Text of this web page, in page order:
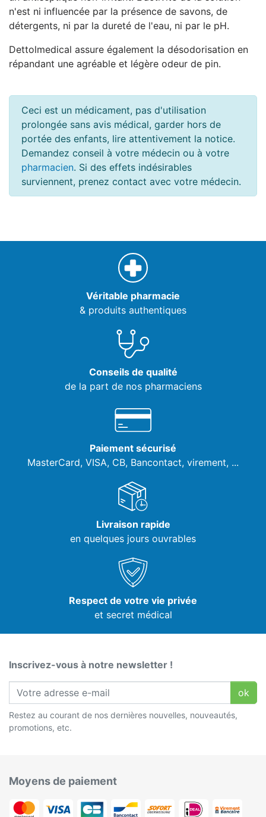
n'est ni influencée par la présence de savons, de
détergents, ni par la dureté de l'eau, ni par le pH.
Dettolmedical assure également la désodorisation en
répandant une agréable et légère odeur de pin.
Ceci est un médicament, pas d'utilisation
prolongée sans avis médical, garder hors de
portée des enfants, lire attentivement la notice.
Demandez conseil à votre médecin ou à votre
pharmacien. Si des effets indésirables
surviennent, prenez contact avec votre médecin.
Véritable pharmacie
& produits authentiques
Conseils de qualité
de la part de nos pharmaciens
Paiement sécurisé
MasterCard, VISA, CB, Bancontact, virement, ...
Livraison rapide
en quelques jours ouvrables
Respect de votre vie privée
et secret médical
Inscrivez-vous à notre newsletter !
ok
Restez au courant de nos dernières nouvelles, nouveautés,
promotions, etc.
Moyens de paiement